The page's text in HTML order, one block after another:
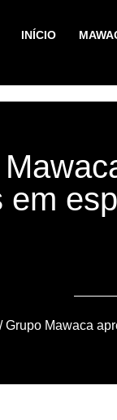
INÍCIO
em
/ Grupo Mawaca